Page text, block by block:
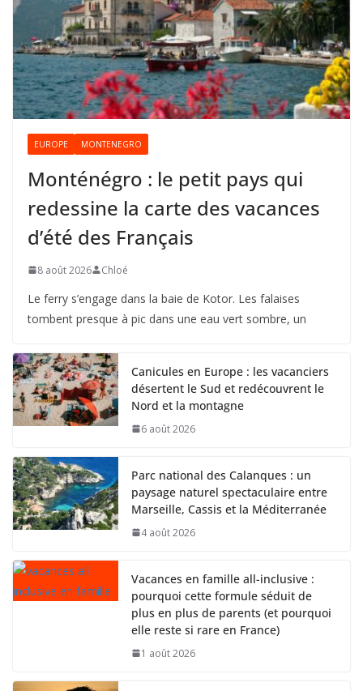
EUROPE MONTENEGRO
Monténégro : le petit pays qui
redessine la carte des vacances
d’été des Français
8 août 2026 Chloé
Le ferry s’engage dans la baie de Kotor. Les falaises
tombent presque à pic dans une eau vert sombre, un
Canicules en Europe : les vacanciers
désertent le Sud et redécouvrent le
Nord et la montagne
6 août 2026
Parc national des Calanques : un
paysage naturel spectaculaire entre
Marseille, Cassis et la Méditerranée
4 août 2026
Vacances en famille all-inclusive :
pourquoi cette formule séduit de
plus en plus de parents (et pourquoi
elle reste si rare en France)
1 août 2026